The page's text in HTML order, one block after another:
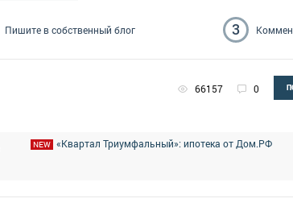
Пишитев собственный блог 3
66157 0
NEW «Квартал Триумфальный»: ипотека от Дом.РФ